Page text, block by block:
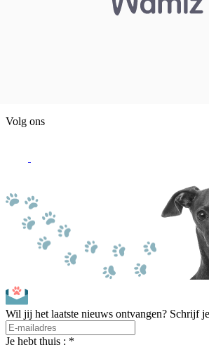
Volg ons
Wil jij het laatste nieuws ontvangen? Schrijf
Je hebt thuis : *